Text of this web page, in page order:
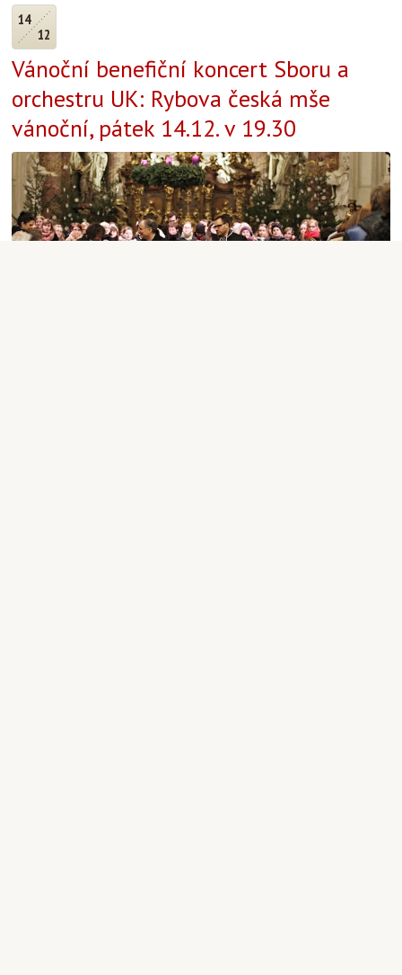
14
12
Vánoční benefiční koncert Sboru a
orchestru UK: Rybova česká mše
vánoční, pátek 14.12. v 19.30